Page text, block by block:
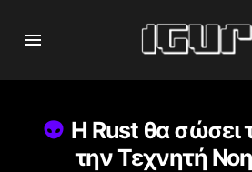
Η Rust θα σώσει
την Τεχνητή